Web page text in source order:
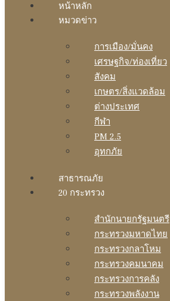
หน้าหลัก
หมวดข่าว
การเมือง/มั่นคง
เศรษฐกิจ/ท่องเที่ยว
สังคม
เกษตร/สิ่งแวดล้อม
ต่างประเทศ
กีฬา
PM 2.5
อุทกภัย
สาธารณภัย
20 กระทรวง
สํานักนายกรัฐมนตรี
กระทรวงมหาดไทย
กระทรวงกลาโหม
กระทรวงคมนาคม
กระทรวงการคลัง
กระทรวงพลังงาน